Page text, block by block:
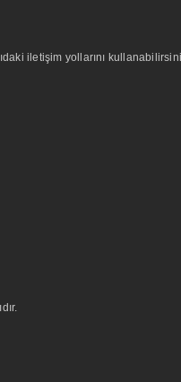
iletişim yollarını